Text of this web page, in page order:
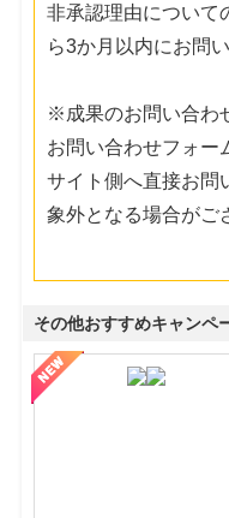
非承認理由について
ら3か月以内にお問
※成果のお問い合わ
お問い合わせフォー
サイト側へ直接お問
象外となる場合がご
その他おすすめキャンペ